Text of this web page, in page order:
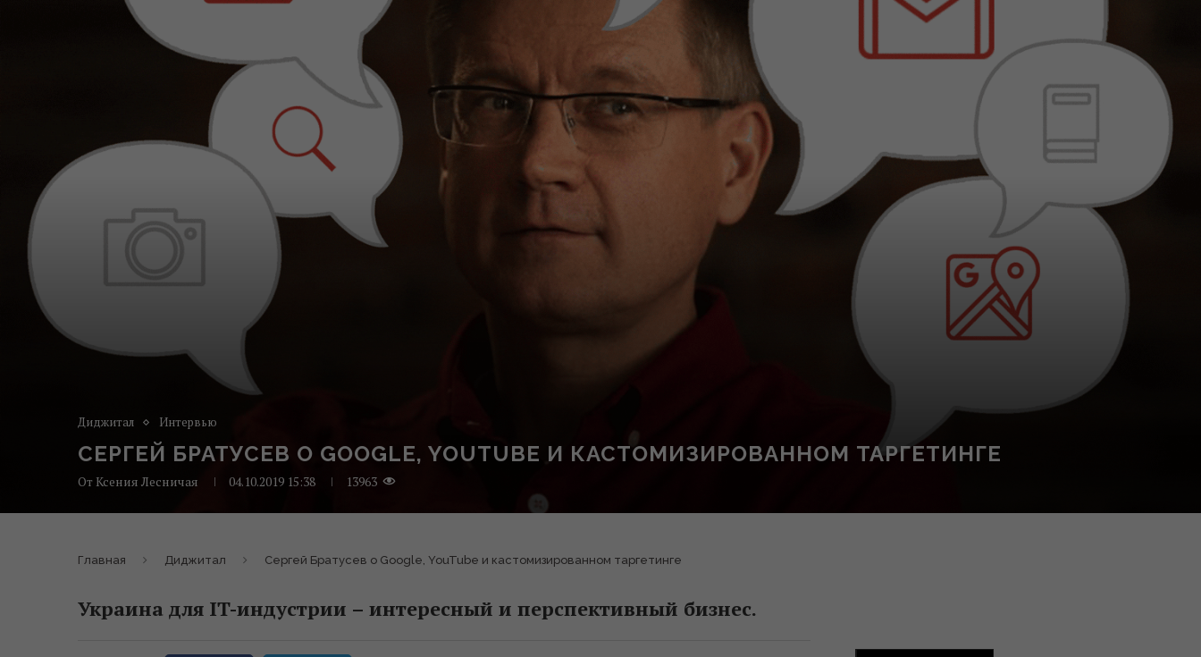
Диджитал Интервью
СЕРГЕЙ БРАТУСЕВ О GOOGLE, YOUTUBE И КАСТОМИЗИРОВАННОМ ТАРГЕТИНГЕ
От Ксения Лесничая 04.10.2019 15:38 13963
Главная Диджитал Сергей Братусев о Google, YouTube и кастомизированном таргетинге
Украина для IT-индустрии – интересный и перспективный бизнес.